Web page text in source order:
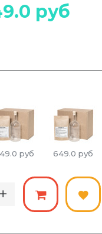
руб
руб 649.0 руб